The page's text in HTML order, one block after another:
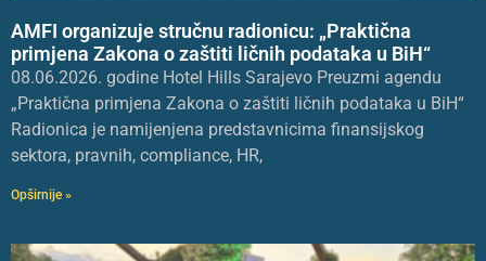
AMFI organizuje stručnu radionicu: „Praktična
primjena Zakona o zaštiti ličnih podataka u BiH“
08.06.2026. godine Hotel Hills Sarajevo Preuzmi agendu
„Praktična primjena Zakona o zaštiti ličnih podataka u BiH“
Radionica je namijenjena predstavnicima finansijskog
sektora, pravnih, compliance, HR,
Opširnije »